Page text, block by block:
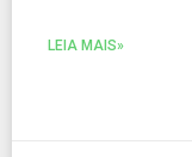
LEIA MAIS»